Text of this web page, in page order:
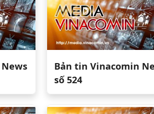
Bản tin Vinacomin
số 524